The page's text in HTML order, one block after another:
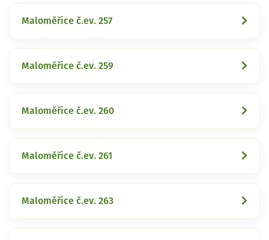
Maloměřice č.ev. 257
Maloměřice č.ev. 259
Maloměřice č.ev. 260
Maloměřice č.ev. 261
Maloměřice č.ev. 263